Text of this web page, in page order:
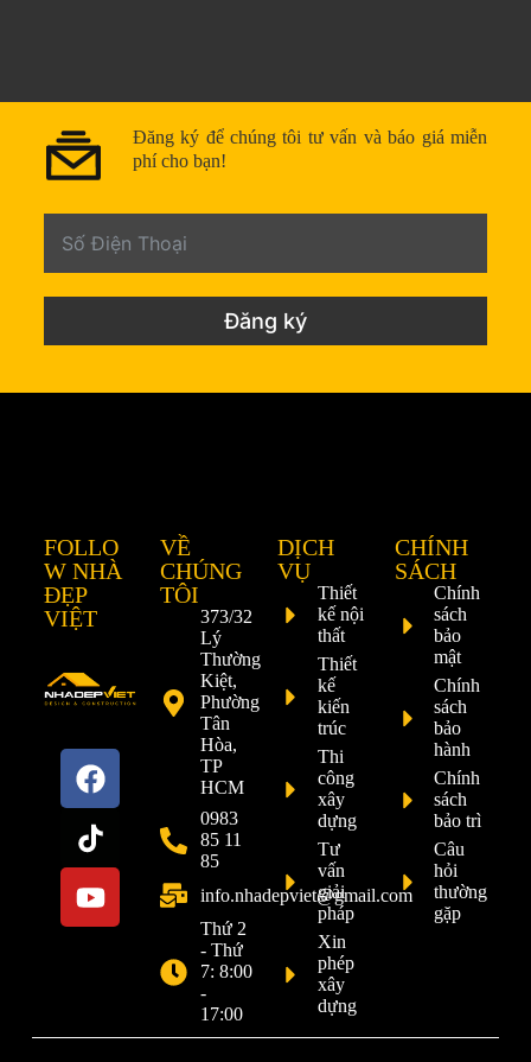
Đăng ký để chúng tôi tư vấn và báo giá miễn
phí cho bạn!
Đăng ký
FOLLO
W NHÀ
ĐẸP
VIỆT
VỀ
CHÚNG
TÔI
373/32
Lý
Thường
Kiệt,
Phường
Tân
Hòa,
TP
HCM
0983
85 11
85
info.nhadepviet@gmail.com
Thứ 2
- Thứ
7: 8:00
-
17:00
DỊCH
VỤ
Thiết
kế nội
thất
Thiết
kế
kiến
trúc
Thi
công
xây
dựng
Tư
vấn
giải
pháp
Xin
phép
xây
dựng
CHÍNH
SÁCH
Chính
sách
bảo
mật
Chính
sách
bảo
hành
Chính
sách
bảo trì
Câu
hỏi
thường
gặp